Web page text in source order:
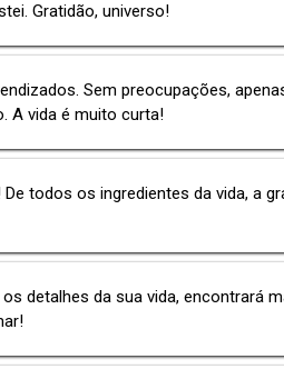
Gratidão, universo!
Sem preocupações,
A vida é muito curta!
todos os ingredientes da vida, a
detalhes da sua vida, encontrará